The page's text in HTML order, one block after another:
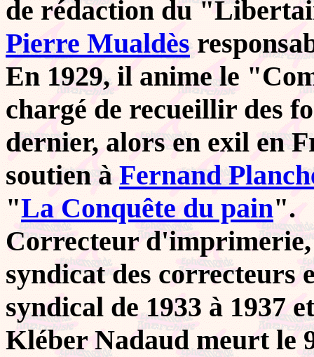
de rédaction du
Pierre Mualdès
En 1929, il anime le
chargé de recueillir des
dernier, alors en exil en
soutien àFernand
"La Conquête du pain".
Correcteur
syndicat des correcteurs
syndical de 1933 à 1937
Kléber Nadaud meurt le